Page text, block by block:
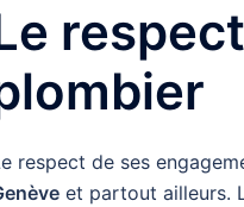
respect de ses
et partout ailleurs.